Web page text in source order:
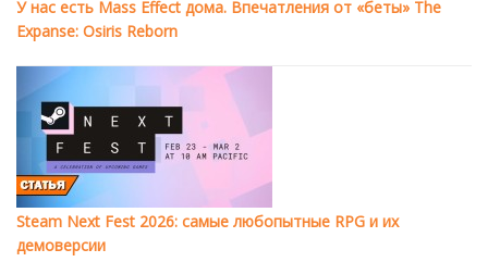
У нас есть Mass Effect дома. Впечатления от «беты» The
Expanse: Osiris Reborn
Steam Next Fest 2026: самые любопытные RPG и их
демоверсии